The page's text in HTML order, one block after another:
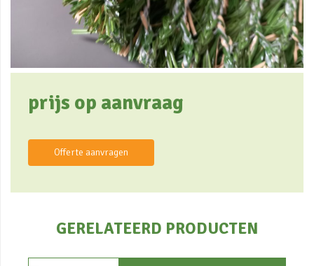
prijs op aanvraag
Offerte aanvragen
GERELATEERD PRODUCTEN